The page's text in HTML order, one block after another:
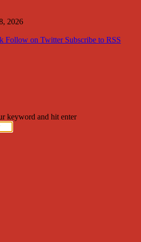
2026
Follow on Twitter Subscribe to RSS
keyword and hit enter